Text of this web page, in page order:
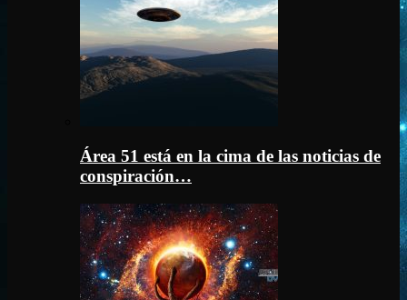
Área 51 está en la cima de las noticias de
conspiración…